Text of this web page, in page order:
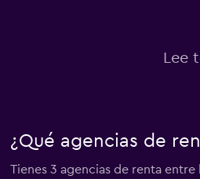
Lee
¿Qué agencias de
Tienes 3 agencias de renta